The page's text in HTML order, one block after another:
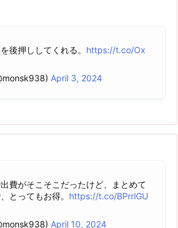
後押ししてくれる。 https://t.co/Ox
April 3, 2024
費がそこそこだったけど、まとめて
とってもお得。 https://t.co/BPrrlGU
April 10, 2024